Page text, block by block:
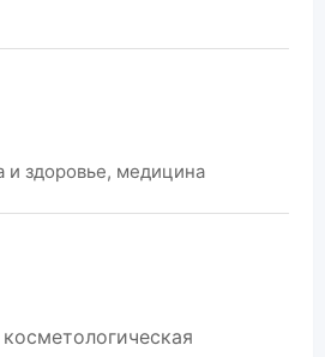
и здоровье, медицина